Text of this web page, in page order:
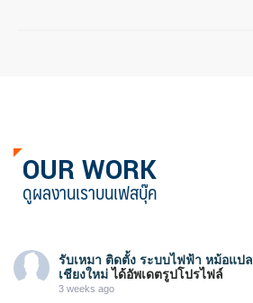
OUR WORK
ดูผลงานเราบนเฟสบุ๊ค
รับเหมา ติดตั้ง ระบบไฟฟ้า หม้อแป
เชียงใหม่ ได้อัพเดตรูปโปรไฟล์
3 weeks ago